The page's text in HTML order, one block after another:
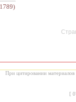
При цитировании материалов
[